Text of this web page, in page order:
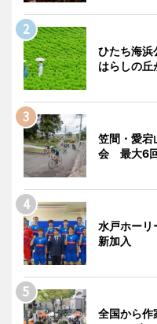
ひたち海
はらしの丘
笠間・愛宕
会 最大6
水戸ホー
新加入
全国から作